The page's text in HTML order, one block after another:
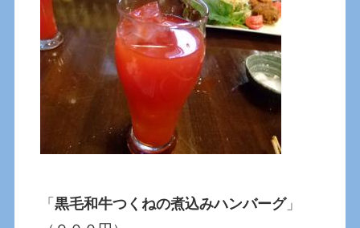
「黒毛和牛つくねの煮込みハンバーグ」